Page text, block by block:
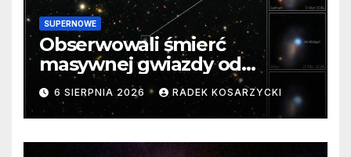
SUPERNOWE
Obserwowali śmierć
masywnej gwiazdy od
samego początku. Niezwykle
cenne dane
6 SIERPNIA 2026 RADEK KOSARZYCKI